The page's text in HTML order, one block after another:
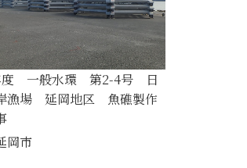
度 一般水環 第2-4号 日
漁場 延岡地区 魚礁製作
岡市